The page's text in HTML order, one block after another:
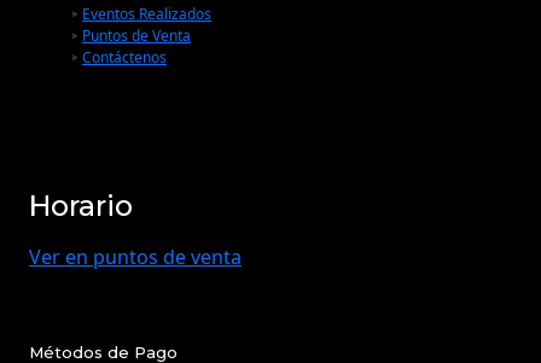
Eventos Realizados
Puntos de Venta
Contáctenos
Horario
Ver en puntos de venta
Métodos de Pago